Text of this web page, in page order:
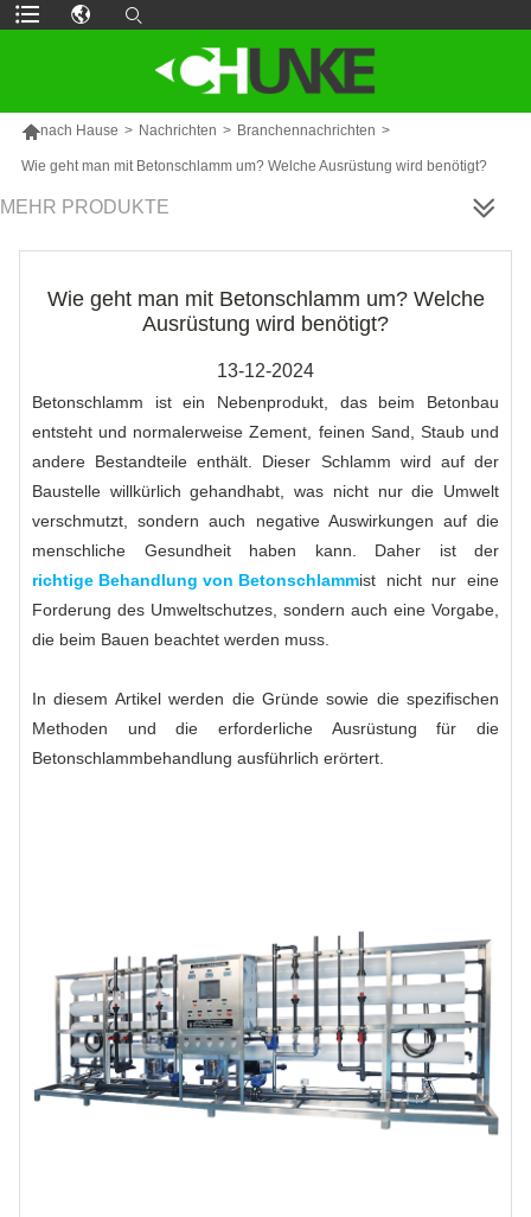
nach Hause > Nachrichten > Branchennachrichten >
Wie geht man mit Betonschlamm um? Welche Ausrüstung wird benötigt?
MEHR PRODUKTE
Wie geht man mit Betonschlamm um? Welche
Ausrüstung wird benötigt?
13-12-2024
Betonschlamm ist ein Nebenprodukt, das beim Betonbau
entsteht und normalerweise Zement, feinen Sand, Staub und
andere Bestandteile enthält. Dieser Schlamm wird auf der
Baustelle willkürlich gehandhabt, was nicht nur die Umwelt
verschmutzt, sondern auch negative Auswirkungen auf die
menschliche Gesundheit haben kann. Daher ist der
richtige Behandlung von Betonschlammist nicht nur eine
Forderung des Umweltschutzes, sondern auch eine Vorgabe,
die beim Bauen beachtet werden muss.
In diesem Artikel werden die Gründe sowie die spezifischen
Methoden und die erforderliche Ausrüstung für die
Betonschlammbehandlung ausführlich erörtert.